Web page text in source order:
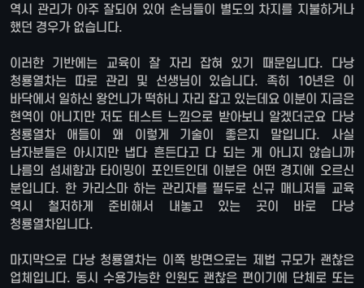
역시 관리가 아주 잘되어 있어 손님들이 별도의 차지를 지불하거나
했던 경우가 없습니다.
이러한 기반에는 교육이 잘 자리 잡혀 있기 때문입니다. 다낭
청룡열차는 따로 관리 및 선생님이 있습니다. 족히 10년은 이
바닥에서 일하신 왕언니가 떡하니 자리 잡고 있는데요 이분이 지금은
현역이 아니지만 저도 테스트 느낌으로 받아보니 알겠더군요 다낭
청룡열차 애들이 왜 이렇게 기술이 좋은지 말입니다. 사실
남자분들은 아시지만 냅다 흔든다고 다 되는 게 아니지 않습니까
나름의 섬세함과 타이밍이 포인트인데 이분은 어떤 경지에 오르신
분입니다. 한 카리스마 하는 관리자를 필두로 신규 매니저들 교육
역시 철저하게 준비해서 내놓고 있는 곳이 바로 다낭
청룡열차입니다.
마지막으로 다낭 청룡열차는 이쪽 방면으로는 제법 규모가 괜찮은
업체입니다. 동시 수용가능한 인원도 괜찮은 편이기에 단체로 또는